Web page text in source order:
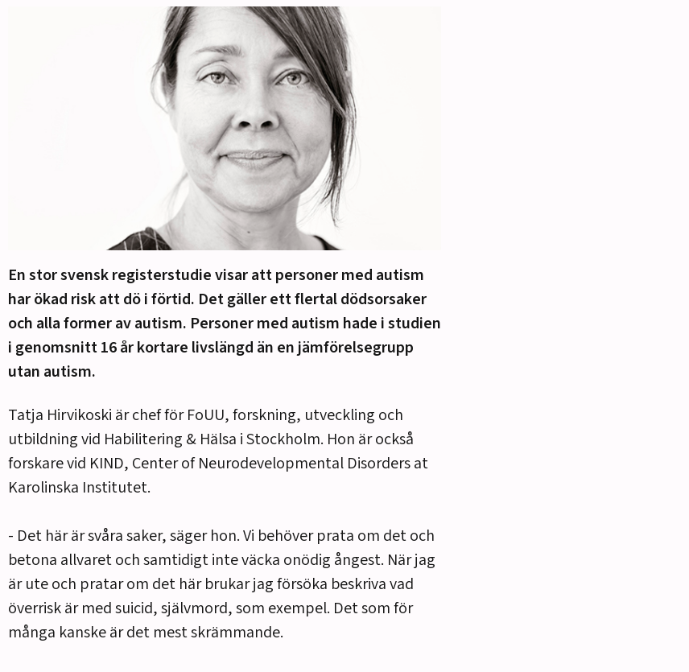
En stor svensk registerstudie visar att personer med autism
har ökad risk att dö i förtid. Det gäller ett flertal dödsorsaker
och alla former av autism. Personer med autism hade i studien
i genomsnitt 16 år kortare livslängd än en jämförelsegrupp
utan autism.
Tatja Hirvikoski är chef för FoUU, forskning, utveckling och
utbildning vid Habilitering & Hälsa i Stockholm. Hon är också
forskare vid KIND, Center of Neurodevelopmental Disorders at
Karolinska Institutet.
- Det här är svåra saker, säger hon. Vi behöver prata om det och
betona allvaret och samtidigt inte väcka onödig ångest. När jag
är ute och pratar om det här brukar jag försöka beskriva vad
överrisk är med suicid, självmord, som exempel. Det som för
många kanske är det mest skrämmande.